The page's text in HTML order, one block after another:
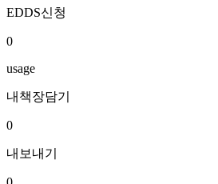
EDDS신청
0
usage
내책장담기
0
내보내기